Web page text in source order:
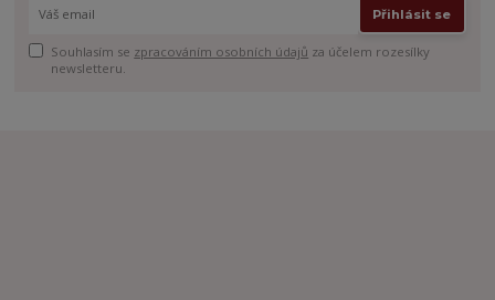
Přihlásit se
Souhlasím se zpracováním osobních údajů za účelem rozesílky
newsletteru.